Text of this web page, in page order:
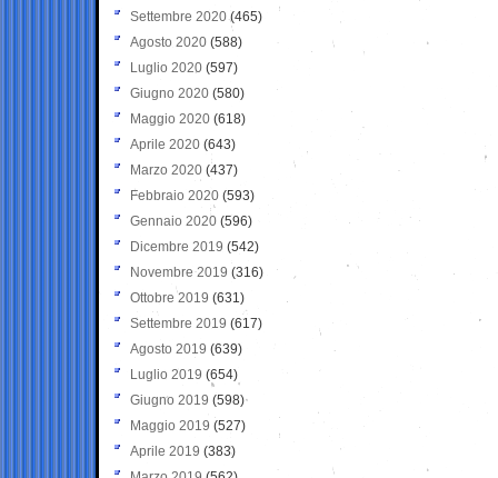
Settembre 2020(465)
Agosto 2020 (588)
Luglio 2020 (597)
Giugno 2020 (580)
Maggio 2020 (618)
Aprile 2020 (643)
Marzo 2020 (437)
Febbraio 2020 (593)
Gennaio 2020 (596)
Dicembre 2019 (542)
Novembre 2019 (316)
Ottobre 2019 (631)
Settembre 2019 (617)
Agosto 2019 (639)
Luglio 2019 (654)
Giugno 2019 (598)
Maggio 2019 (527)
Aprile 2019 (383)